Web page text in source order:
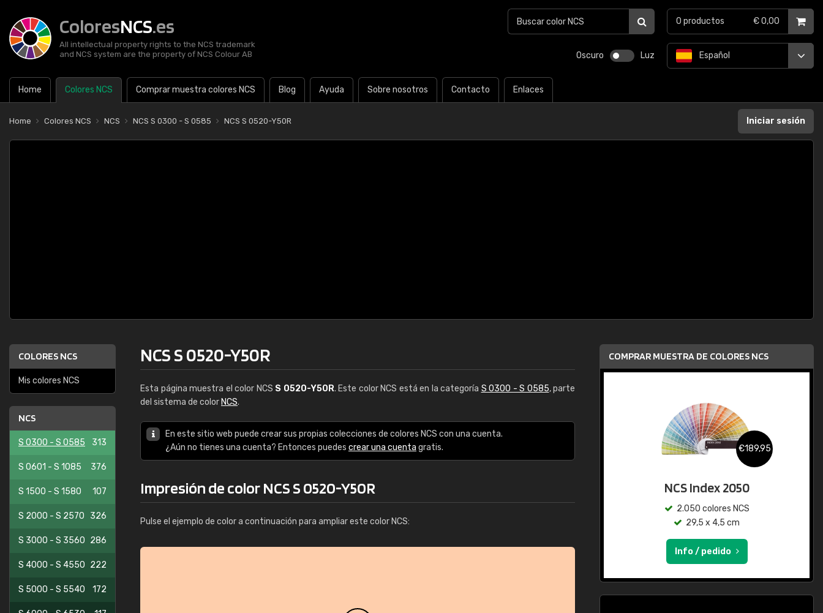
ColoresNCS.es
All intellectual property rights to the NCS trademark
and NCS system are the property of NCS Colour AB
Oscuro Luz
Home Colores NCS Comprar muestra colores NCS Blog Ayuda Sobre nosotros Contacto Enlaces
Español
0 productos € 0,00
Home Colores NCS NCS NCS S 0300 - S 0585 NCS S 0520-Y50R Iniciar sesión
COLORES NCS
Mis colores NCS
NCS
S 0300 - S 0585 313
S 0601 - S 1085 376
S 1500 - S 1580 107
S 2000 - S 2570 326
S 3000 - S 3560 286
S 4000 - S 4550 222
S 5000 - S 5540 172
NCS S 0520-Y50R
Esta página muestra el color NCS S 0520-Y50R. Este color NCS está en la categoría S 0300 - S 0585, parte
del sistema de color NCS.
En este sitio web puede crear sus propias colecciones de colores NCS con una cuenta.
¿Aún no tienes una cuenta? Entonces puedes crear una cuenta gratis.
Impresión de color NCS S 0520-Y50R
Pulse el ejemplo de color a continuación para ampliar este color NCS:
COMPRAR MUESTRA DE COLORES NCS
€189,95
NCS Index 2050
2.050 colores NCS
29,5 x 4,5 cm
Info / pedido